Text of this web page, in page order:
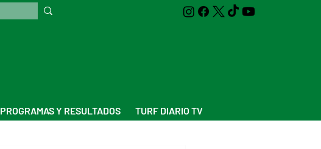
PROGRAMAS Y RESULTADOS TURF DIARIO TV